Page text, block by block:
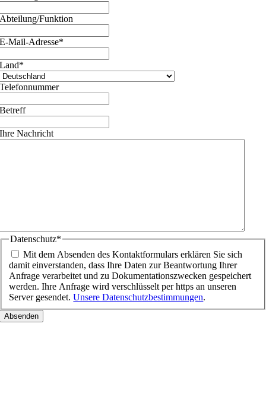
Abteilung/Funktion
E-Mail-Adresse*
Land*
Telefonnummer
Betreff
Ihre Nachricht
Datenschutz*
Mit dem Absenden des Kontaktformulars erklären Sie sich
damit einverstanden, dass Ihre Daten zur Beantwortung Ihrer
Anfrage verarbeitet und zu Dokumentationszwecken gespeichert
werden. Ihre Anfrage wird verschlüsselt per https an unseren
Server gesendet.Unsere Datenschutzbestimmungen.